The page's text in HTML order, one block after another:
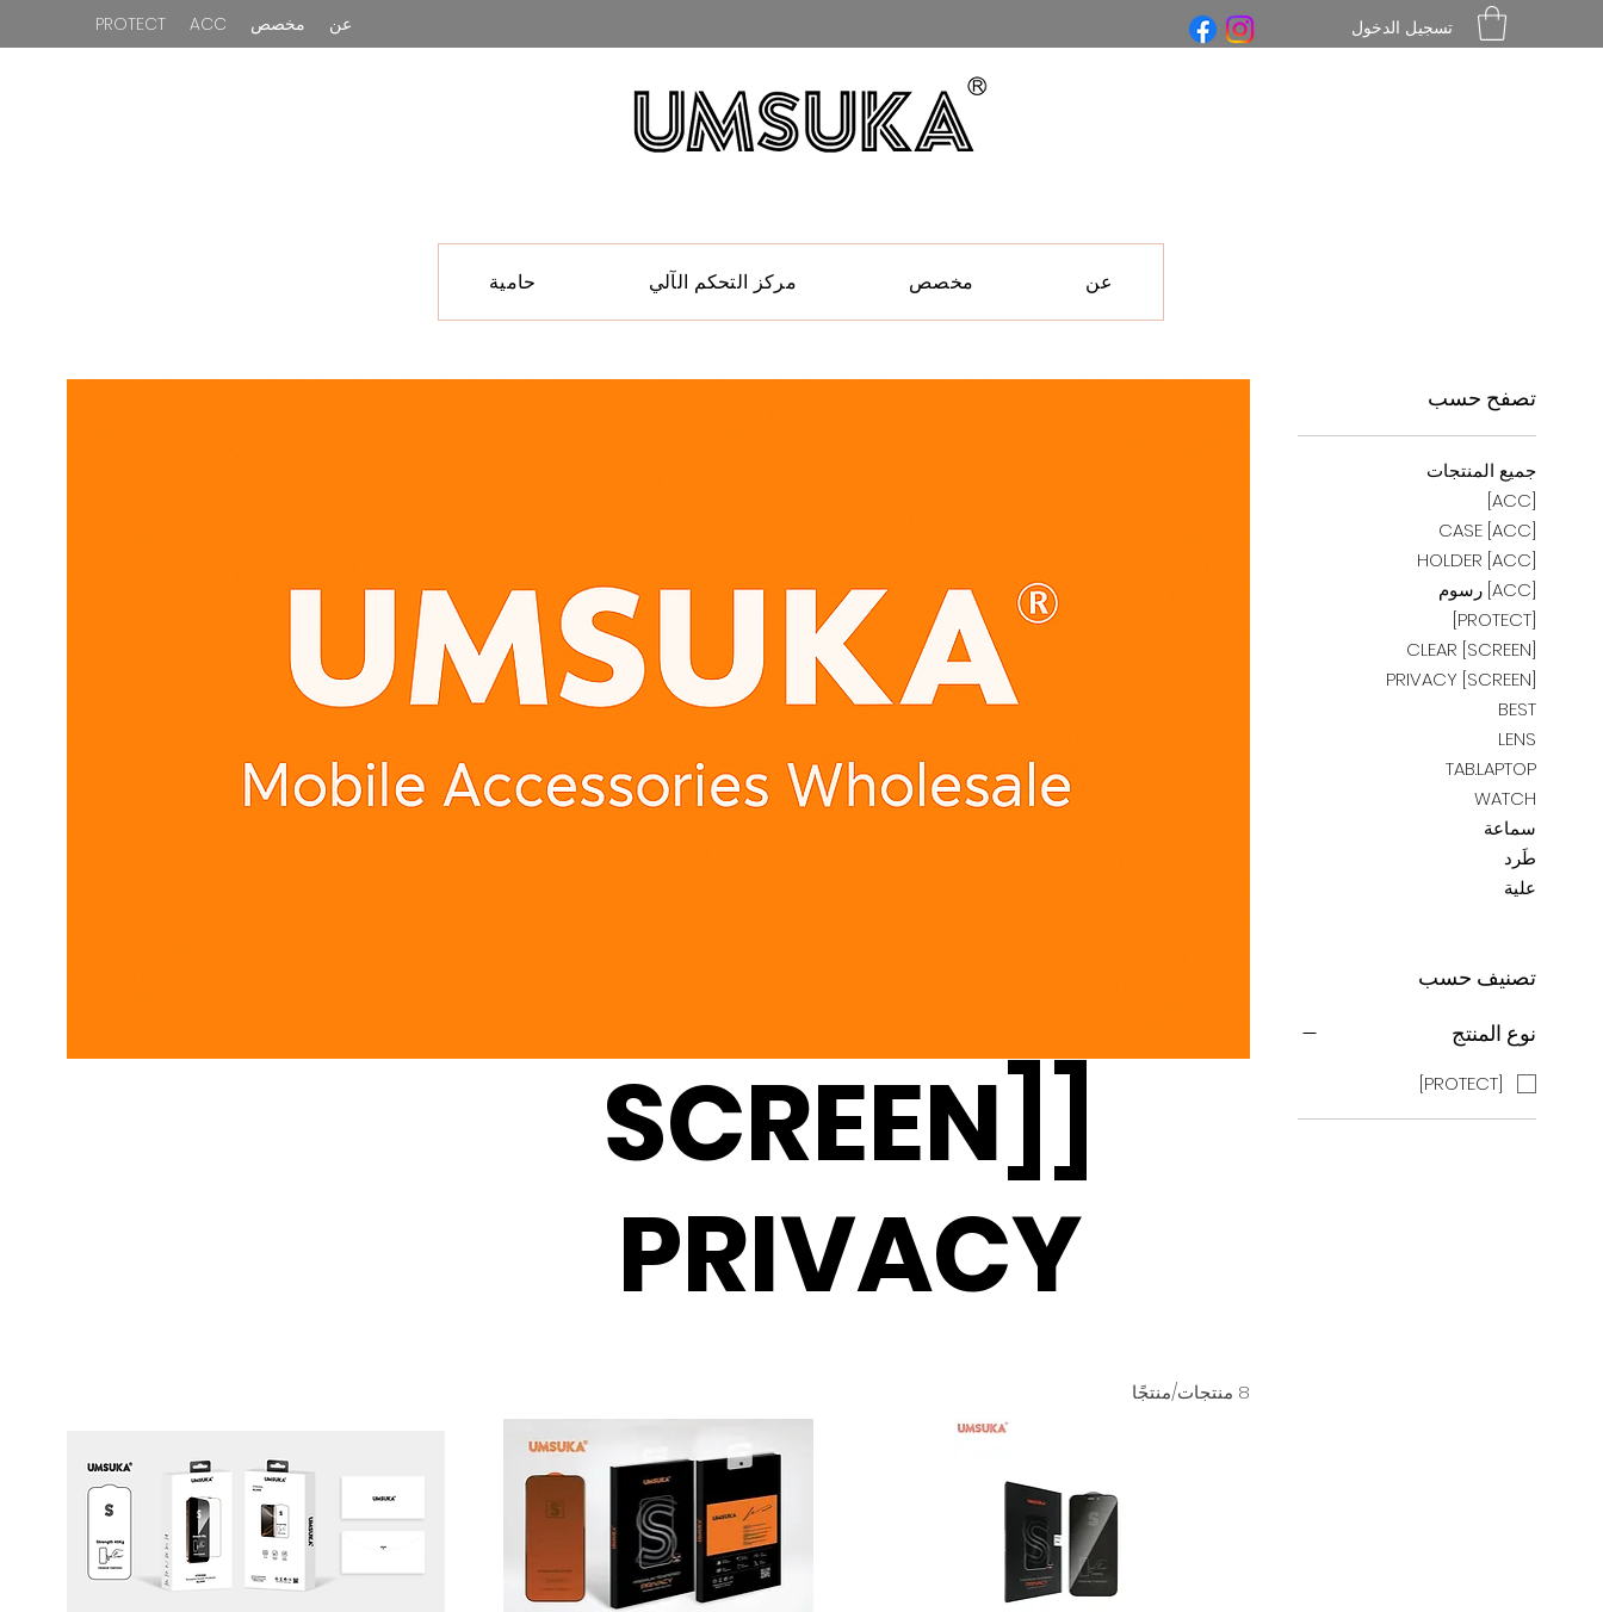
PROTECT ACC مخصص عن تسجيل الدخول
حامية مركز التحكم الآلي مخصص عن
تصفح حسب
جميع المنتجات
[ACC]
[ACC] CASE
[ACC] HOLDER
[ACC] رسوم
[PROTECT]
[SCREEN] CLEAR
[SCREEN] PRIVACY
BEST
LENS
TAB.LAPTOP
WATCH
سماعة
طَرد
علية
تصنيف حسب
نوع المنتج
[PROTECT]
[SCREEN]
PRIVACY
8 منتجات/منتجًا